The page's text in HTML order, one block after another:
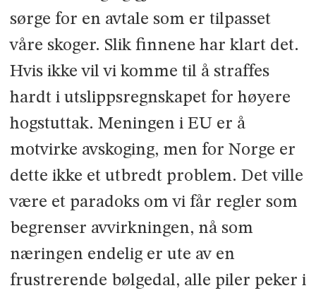
sørge for en avtale som er tilpasset
våre skoger. Slik finnene har klart det.
Hvis ikke vil vi komme til å straffes
hardt i utslippsregnskapet for høyere
hogstuttak. Meningen i EU er å
motvirke avskoging, men for Norge er
dette ikke et utbredt problem. Det ville
være et paradoks om vi får regler som
begrenser avvirkningen, nå som
næringen endelig er ute av en
frustrerende bølgedal, alle piler peker i